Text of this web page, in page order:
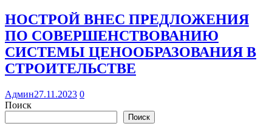
НОСТРОЙ ВНЕС ПРЕДЛОЖЕНИЯ
ПО СОВЕРШЕНСТВОВАНИЮ
СИСТЕМЫ ЦЕНООБРАЗОВАНИЯ В
СТРОИТЕЛЬСТВЕ
Админ27.11.2023 0
Поиск
Поиск